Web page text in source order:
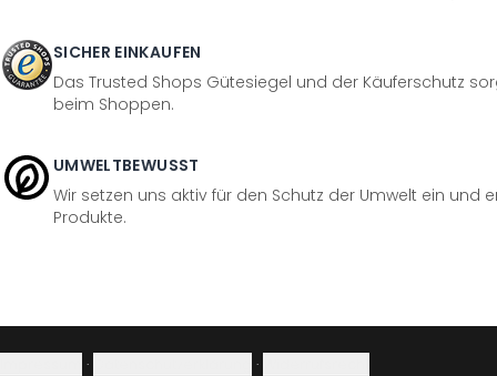
SICHER EINKAUFEN
Das Trusted Shops Gütesiegel und der Käuferschutz
beim Shoppen.
UMWELTBEWUSST
Wir setzen uns aktiv für den Schutz der Umwelt ein und
Produkte.
· ·